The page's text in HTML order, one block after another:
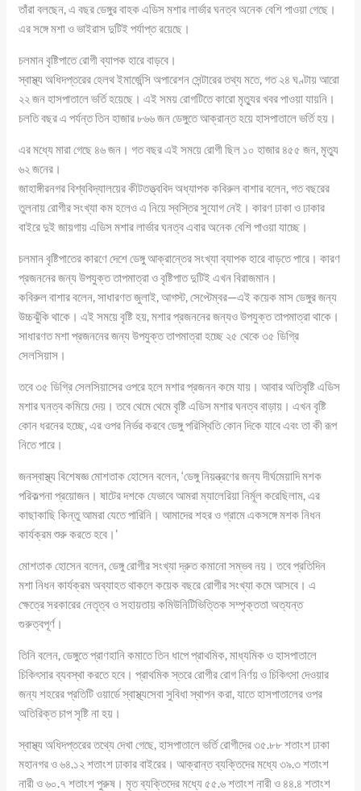
তাঁরা বলছেন, এ বছর ডেঙ্গুর বাহক এডিস মশার লার্ভার ঘনত্ব অনেক বেশি পাওয়া গেছে।
এর সঙ্গে মশা ও ভাইরাস দুটিই পর্যাপ্ত রয়েছে।
চলমান বৃষ্টিপাতে রোগী ব্যাপক হারে বাড়বে।
স্বাস্থ্য অধিদপ্তরের হেলথ ইমার্জেন্সি অপারেশন সেন্টারের তথ্য মতে, গত ২৪ ঘণ্টায় আরো
২২ জন হাসপাতালে ভর্তি হয়েছে। এই সময় রোগটিতে কারো মৃত্যুর খবর পাওয়া যায়নি।
চলতি বছর এ পর্যন্ত তিন হাজার ৮৬৬ জন ডেঙ্গুতে আক্রান্ত হয়ে হাসপাতালে ভর্তি হয়।
এর মধ্যে মারা গেছে ৪৬ জন। গত বছর এই সময়ে রোগী ছিল ১০ হাজার ৪৫৫ জন, মৃত্যু
৬২ জনের।
জাহাঙ্গীরনগর বিশ্ববিদ্যালয়ের কীটতত্ত্ববিদ অধ্যাপক কবিরুল বাশার বলেন, গত বছরের
তুলনায় রোগীর সংখ্যা কম হলেও এ নিয়ে স্বস্তির সুযোগ নেই। কারণ ঢাকা ও ঢাকার
বাইরে দুই জায়গায় এডিস মশার লার্ভার ঘনত্ব এবার অনেক বেশি পাওয়া যাচ্ছে।
চলমান বৃষ্টিপাতের কারণে দেশে ডেঙ্গু আক্রান্তের সংখ্যা ব্যাপক হারে বাড়তে পারে। কারণ
প্রজননের জন্য উপযুক্ত তাপমাত্রা ও বৃষ্টিপাত দুটিই এখন বিরাজমান।
কবিরুল বাশার বলেন, সাধারণত জুলাই, আগস্ট, সেপ্টেম্বর—এই কয়েক মাস ডেঙ্গুর জন্য
উচ্চঝুঁকি থাকে। এই সময়ে বৃষ্টি হয়, মশার প্রজননের জন্যও উপযুক্ত তাপমাত্রা থাকে।
সাধারণত মশা প্রজননের জন্য উপযুক্ত তাপমাত্রা হচ্ছে ২৫ থেকে ৩৫ ডিগ্রি
সেলসিয়াস।
তবে ৩৫ ডিগ্রি সেলসিয়াসের ওপরে হলে মশার প্রজনন কমে যায়। আবার অতিবৃষ্টি এডিস
মশার ঘনত্ব কমিয়ে দেয়। তবে থেমে থেমে বৃষ্টি এডিস মশার ঘনত্ব বাড়ায়। এখন বৃষ্টি
কোন ধরনের হচ্ছে, এর ওপর নির্ভর করবে ডেঙ্গু পরিস্থিতি কোন দিকে যাবে এবং তা কী রূপ
নিতে পারে।
জনস্বাস্থ্য বিশেষজ্ঞ মোশতাক হোসেন বলেন, ‘ডেঙ্গু নিয়ন্ত্রণের জন্য দীর্ঘমেয়াদি মশক
পরিকল্পনা প্রয়োজন। ষাটের দশকে যেভাবে আমরা ম্যালেরিয়া নির্মূল করেছিলাম, এর
কাছাকাছি কিন্তু আমরা যেতে পারিনি। আমাদের শহর ও গ্রামে একসঙ্গে মশক নিধন
কার্যক্রম শুরু করতে হবে।’
মোশতাক হোসেন বলেন, ডেঙ্গু রোগীর সংখ্যা দ্রুত কমানো সম্ভব নয়। তবে প্রতিদিন
মশা নিধন কার্যক্রম অব্যাহত থাকলে কয়েক বছরে রোগীর সংখ্যা কমে আসবে। এ
ক্ষেত্রে সরকারের নেতৃত্ব ও সহায়তায় কমিউনিটিভিত্তিক সম্পৃক্ততা অত্যন্ত
গুরুত্বপূর্ণ।
তিনি বলেন, ডেঙ্গুতে প্রাণহানি কমাতে তিন ধাপে প্রাথমিক, মাধ্যমিক ও হাসপাতালে
চিকিৎসার ব্যবস্থা করতে হবে। প্রাথমিক স্তরে রোগীর রোগ নির্ণয় ও চিকিৎসা দেওয়ার
জন্য শহরের প্রতিটি ওয়ার্ডে স্বাস্থ্যসেবা সুবিধা স্থাপন করা, যাতে হাসপাতালের ওপর
অতিরিক্ত চাপ সৃষ্টি না হয়।
স্বাস্থ্য অধিদপ্তরের তথ্যে দেখা গেছে, হাসপাতালে ভর্তি রোগীদের ৩৫.৮৮ শতাংশ ঢাকা
মহানগর ও ৬৪.১২ শতাংশ ঢাকার বাইরের। আক্রান্ত ব্যক্তিদের মধ্যে ৩৯.৩ শতাংশ
নারী ও ৬০.৭ শতাংশ পুরুষ। মৃত ব্যক্তিদের মধ্যে ৫৫.৬ শতাংশ নারী ও ৪৪.৪ শতাংশ